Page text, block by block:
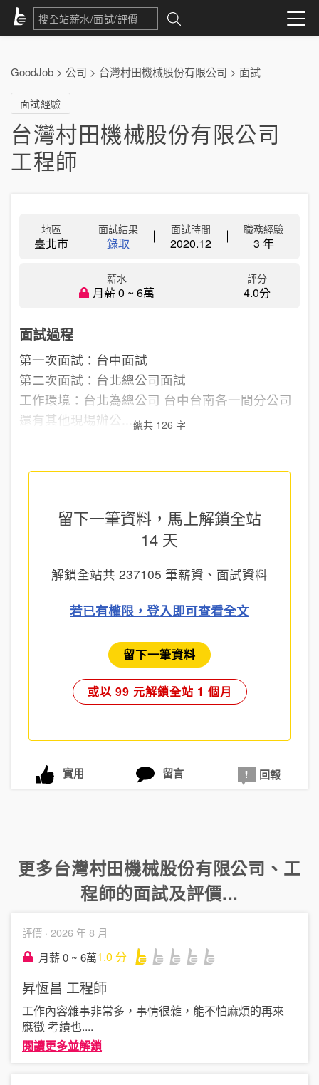
GoodJob > 公司 > 台灣村田機械股份有限公司 > 面試
面試經驗
台灣村田機械股份有限公司
工程師
地區
臺北市
面試結果
錄取
面試時間
2020.12
職務經驗
3 年
薪水
月薪 0 ~ 6萬
評分
4.0分
面試過程
第一次面試：台中面試
第二次面試：台北總公司面試
工作環境：台北為總公司 台中台南各一間分公司
還有其他現場辦公...
總共 126 字
留下一筆資料，馬上解鎖全站
14 天
解鎖全站共 237105 筆薪資、面試資料
若已有權限，登入即可查看全文
留下一筆資料
或以 99 元解鎖全站 1 個月
實用 留言 回報
更多台灣村田機械股份有限公司 、 工
程師的面試及評價...
評價 · 2026 年 8 月
月薪 0 ~ 6萬1.0 分
昇恆昌 工程師
工作內容雜事非常多，事情很雜，能不怕麻煩的再來
應徵 考績也....
閱讀更多並解鎖